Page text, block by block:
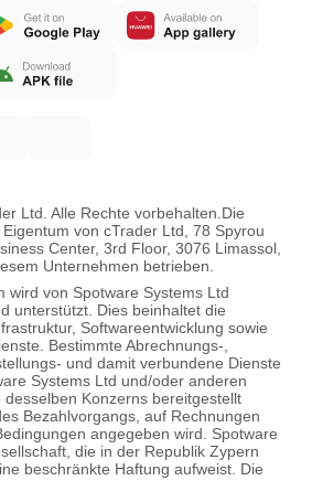
Ltd. Alle Rechte vorbehalten. Die
von cTrader Ltd, 78 Spyrou
Center, 3rd Floor, 3076 Limassol,
Unternehmen betrieben.
wird von Spotware Systems Ltd
unterstützt. Dies beinhaltet die
Softwareentwicklung sowie
Bestimmte Abrechnungs-,
und damit verbundene Dienste
Systems Ltd und/oder anderen
Konzerns bereitgestellt
Bezahlvorgangs, auf Rechnungen
angegeben wird. Spotware
die in der Republik Zypern
beschränkte Haftung aufweist. Die